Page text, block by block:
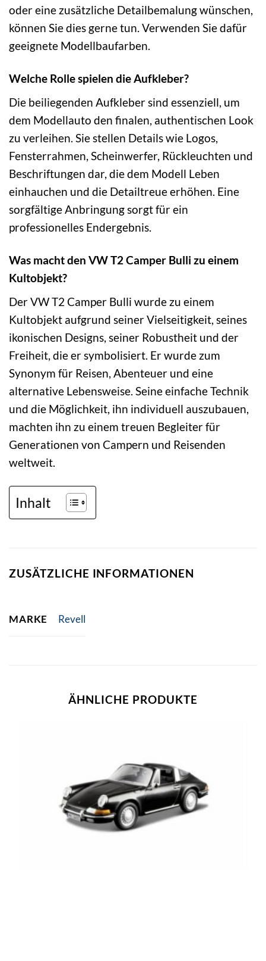
oder eine zusätzliche Detailbemalung wünschen,
können Sie dies gerne tun. Verwenden Sie dafür
geeignete Modellbaufarben.
Welche Rolle spielen die Aufkleber?
Die beiliegenden Aufkleber sind essenziell, um
dem Modellauto den finalen, authentischen Look
zu verleihen. Sie stellen Details wie Logos,
Fensterrahmen, Scheinwerfer, Rückleuchten und
Beschriftungen dar, die dem Modell Leben
einhauchen und die Detailtreue erhöhen. Eine
sorgfältige Anbringung sorgt für ein
professionelles Endergebnis.
Was macht den VW T2 Camper Bulli zu einem
Kultobjekt?
Der VW T2 Camper Bulli wurde zu einem
Kultobjekt aufgrund seiner Vielseitigkeit, seines
ikonischen Designs, seiner Robustheit und der
Freiheit, die er symbolisiert. Er wurde zum
Synonym für Reisen, Abenteuer und eine
alternative Lebensweise. Seine einfache Technik
und die Möglichkeit, ihn individuell auszubauen,
machten ihn zu einem treuen Begleiter für
Generationen von Campern und Reisenden
weltweit.
Inhalt
ZUSÄTZLICHE INFORMATIONEN
MARKE Revell
ÄHNLICHE PRODUKTE